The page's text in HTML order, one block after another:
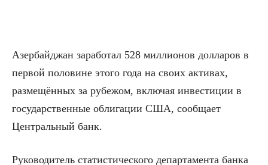
Азербайджан заработал 528 миллионов долларов в
первой половине этого года на своих активах,
размещённых за рубежом, включая инвестиции в
государственные облигации США, сообщает
Центральный банк.
Руководитель статистического департамента банка